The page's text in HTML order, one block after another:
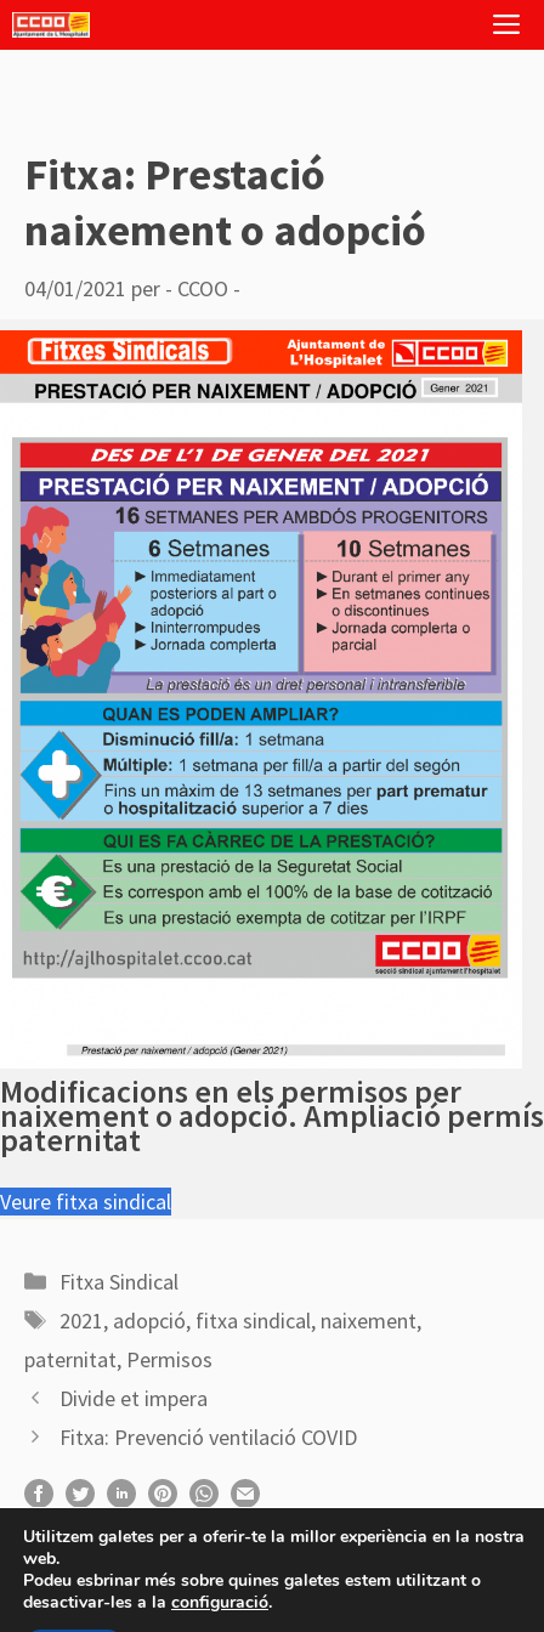
Vés
al
Fitxa: Prestació
naixement o adopció
04/01/2021 per - CCOO -
Modificacions en els permisos per
naixement o adopció. Ampliació permís
paternitat
Veure fitxa sindical
Categories
Fitxa Sindical
Etiquetes
2021, adopció, fitxa sindical, naixement,
paternitat, Permisos
Divide et impera
Fitxa: Prevenció ventilació COVID
Utilitzem galetes per a oferir-te la millor experiència en la nostra
web.
Podeu esbrinar més sobre quines galetes estem utilitzant o
desactivar-les a la configuració.